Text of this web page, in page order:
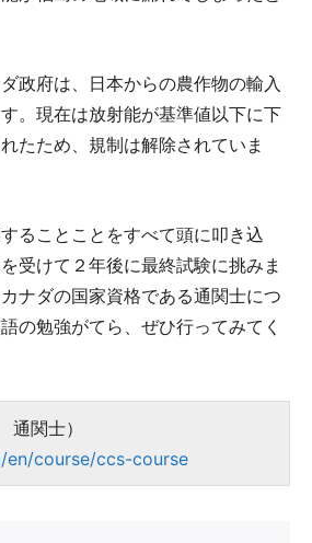
政府は、日本からの農作物の輸入
。現在は放射能が基準値以下に下
たため、規制は解除されていま
ることことをすべて頭に叩き込
受けて２年後に最終試験に挑みま
ナダの国家資格である通関士につ
の勉強がてら、ぜひ行ってみてく
通関士）
course/ccs-course